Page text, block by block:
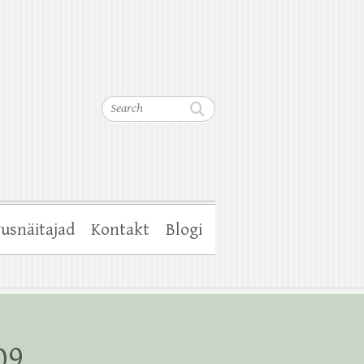
Search
Kontakt Blogi